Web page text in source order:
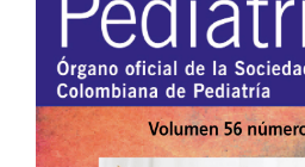
del
artículo